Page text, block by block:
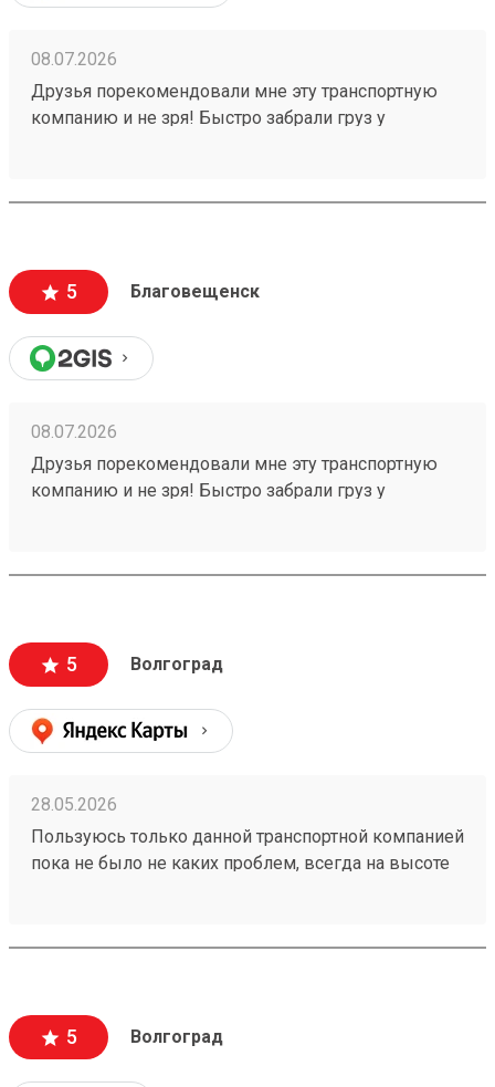
08.07.2026
Друзья порекомендовали мне эту транспортную
компанию и не зря! Быстро забрали груз у
5 Благовещенск
08.07.2026
Друзья порекомендовали мне эту транспортную
компанию и не зря! Быстро забрали груз у
5 Волгоград
28.05.2026
Пользуюсь только данной транспортной компанией
пока не было не каких проблем, всегда на высоте
5 Волгоград